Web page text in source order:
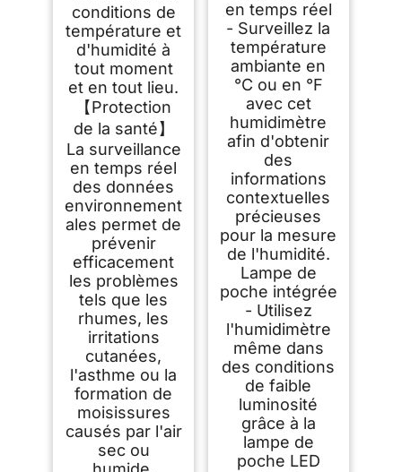
conditions de
température et
d'humidité à
tout moment
et en tout lieu.
【Protection
de la santé】
La surveillance
en temps réel
des données
environnement
ales permet de
prévenir
efficacement
les problèmes
tels que les
rhumes, les
irritations
cutanées,
l'asthme ou la
formation de
moisissures
causés par l'air
sec ou
en temps réel
- Surveillez la
température
ambiante en
°C ou en °F
avec cet
humidimètre
afin d'obtenir
des
informations
contextuelles
précieuses
pour la mesure
de l'humidité.
Lampe de
poche intégrée
- Utilisez
l'humidimètre
même dans
des conditions
de faible
luminosité
grâce à la
lampe de
poche LED